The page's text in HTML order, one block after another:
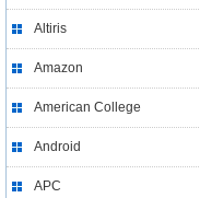
Altiris
Amazon
American College
Android
APC